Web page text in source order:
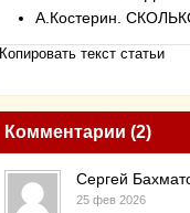
А.Костерин.
Копировать текст статьи
Комментарии (2)
Сергей
25 фев 2026